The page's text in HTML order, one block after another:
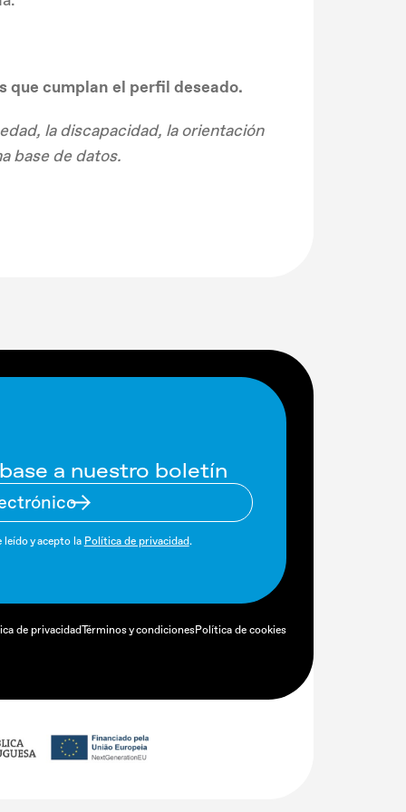
que cumplan el perfil deseado.
la discapacidad, la orientación
base de datos.
a nuestro boletín
leído y acepto la Política de privacidad.
de privacidadTérminos y condicionesPolítica de cookies